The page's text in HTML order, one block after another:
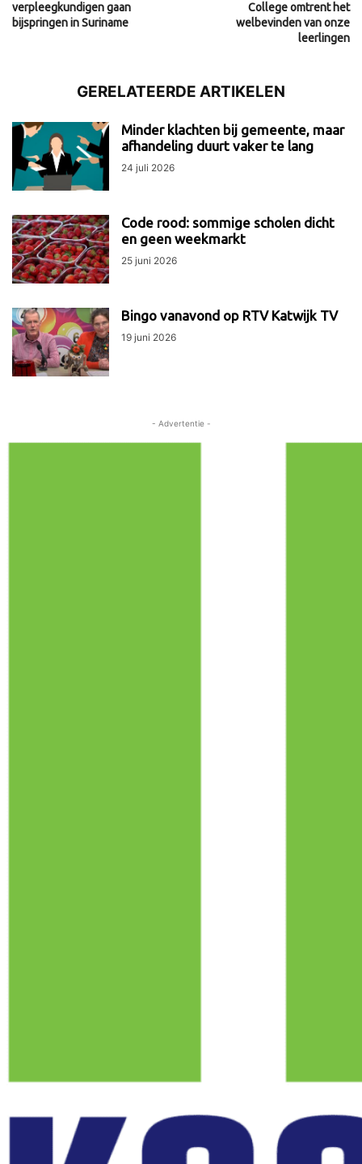
verpleegkundigen gaan
bijspringen in Suriname
College omtrent het
welbevinden van onze
leerlingen
GERELATEERDE ARTIKELEN
Minder klachten bij gemeente, maar
afhandeling duurt vaker te lang
24 juli 2026
Code rood: sommige scholen dicht
en geen weekmarkt
25 juni 2026
Bingo vanavond op RTV Katwijk TV
19 juni 2026
- Advertentie -